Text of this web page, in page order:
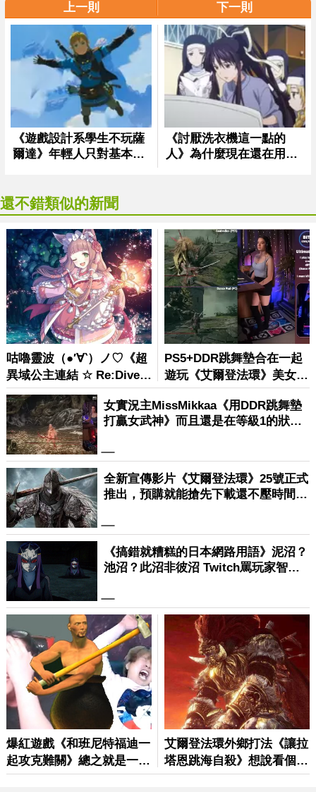
上一則 下一則
還不錯類似的新聞